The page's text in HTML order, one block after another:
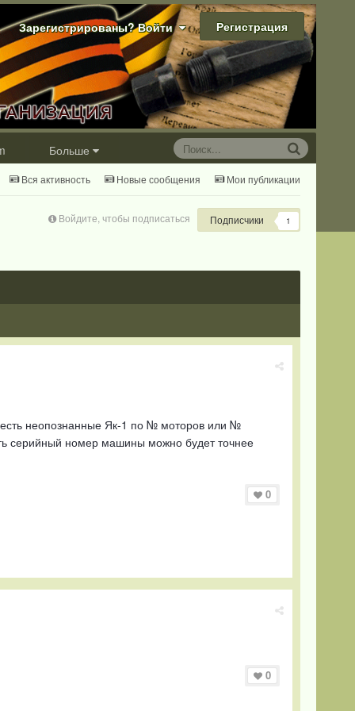
Зарегистрированы? Войти Регистрация
Больше
Вся активность Новые сообщения Мои публикации
Войдите, чтобы подписаться Подписчики 1
неопознанные Як-1 по № моторов или №
серийный номер машины можно будет точнее
0
0